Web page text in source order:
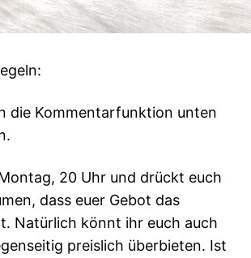
die Kommentarfunktion unten
20 Uhr und drückt euch
dass euer Gebot das
Natürlich könnt ihr euch auch
preislich überbieten. Ist